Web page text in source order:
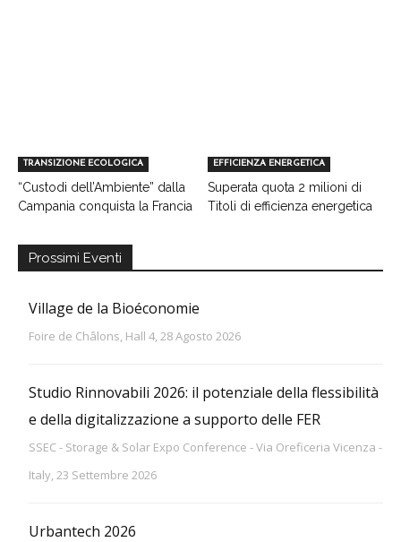
TRANSIZIONE ECOLOGICA
“Custodi dell’Ambiente” dalla
Campania conquista la Francia
EFFICIENZA ENERGETICA
Superata quota 2 milioni di
Titoli di efficienza energetica
Prossimi Eventi
Village de la Bioéconomie
Foire de Châlons, Hall 4, 28 Agosto 2026
Studio Rinnovabili 2026: il potenziale della flessibilità
e della digitalizzazione a supporto delle FER
SSEC - Storage & Solar Expo Conference - Via Oreficeria Vicenza -
Italy, 23 Settembre 2026
Urbantech 2026